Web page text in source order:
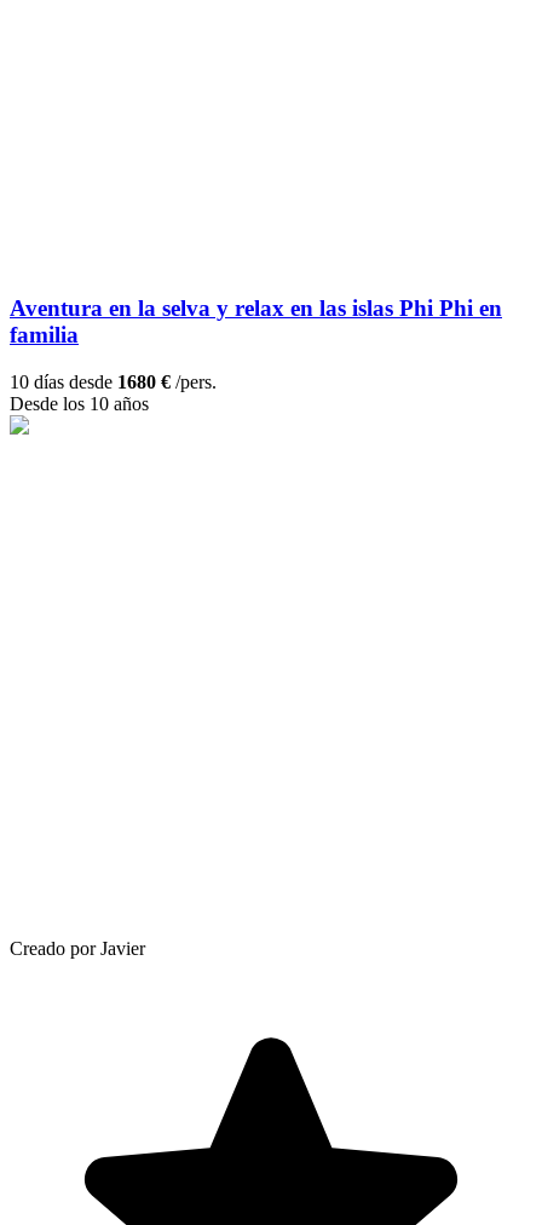
Aventura en la selva y relax en las islas Phi Phi en
familia
10 días desde 1680 € /pers.
Desde los 10 años
Creado por Javier